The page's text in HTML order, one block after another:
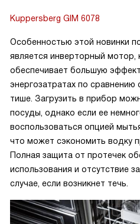
Kuppersberg GIM 6078
Особенностью этой новинки
является инверторный мотор,
обеспечивает большую
энергозатратах по
тише. Загрузить в прибор
посуды, однако если ее
воспользоваться опцией
что может сэкономить водку
Полная защита от протечек
использования и отсутствие
случае, если возникнет течь.